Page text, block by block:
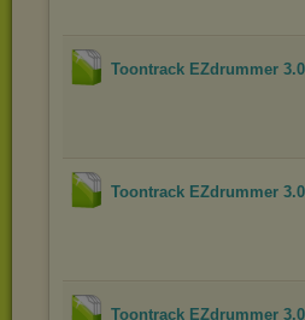
Toontrack EZdrummer
Toontrack EZdrummer
Toontrack EZdrummer